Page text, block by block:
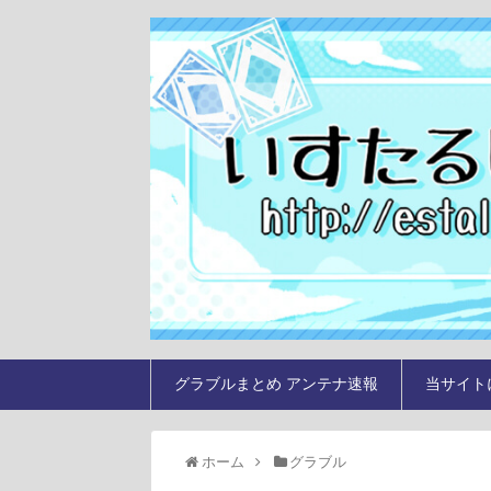
グラブルまとめ アンテナ速報 当サイ
ホーム グラブル